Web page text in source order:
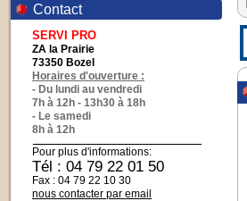
Contact
SERVI PRO
ZA la Prairie
73350 Bozel
Horaires d'ouverture :
- Du lundi au vendredi
7h à 12h - 13h30 à 18h
- Le samedi
8h à 12h
Pour plus d'informations:
Tél : 04 79 22 01 50
Fax : 04 79 22 10 30
nous contacter par email